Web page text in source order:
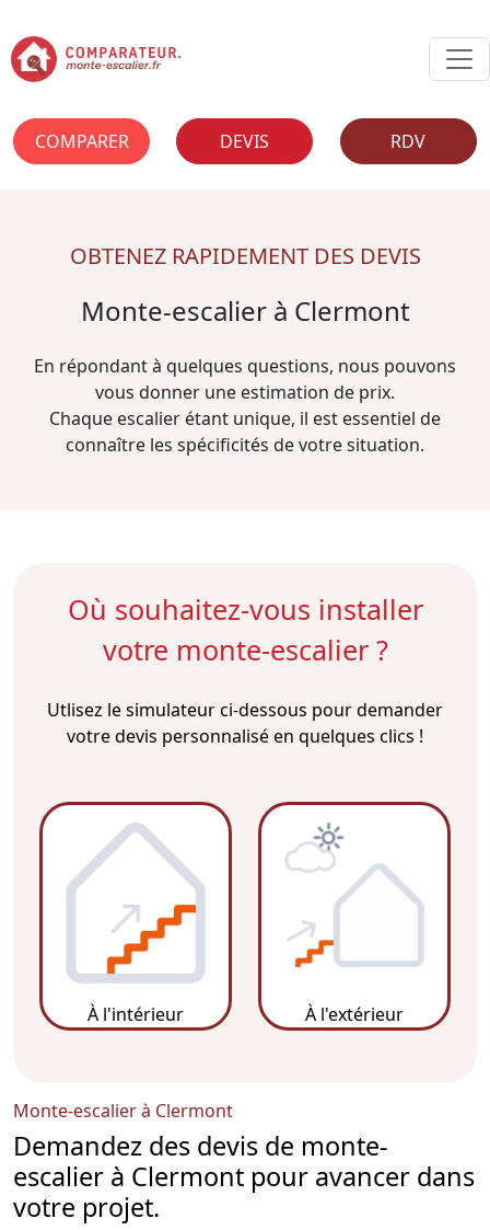
COMPARER DEVIS RDV
OBTENEZ RAPIDEMENT DES DEVIS
Monte-escalier à Clermont
En répondant à quelques questions, nous pouvons
vous donner une estimation de prix.
Chaque escalier étant unique, il est essentiel de
connaître les spécificités de votre situation.
Où souhaitez-vous installer
votre monte-escalier ?
Utlisez le simulateur ci-dessous pour demander
votre devis personnalisé en quelques clics !
À l'intérieur À l'extérieur
Monte-escalier à Clermont
Demandez des devis de monte-
escalier à Clermont pour avancer dans
votre projet.